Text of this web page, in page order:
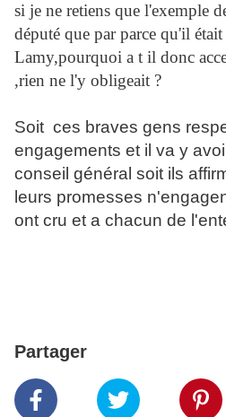
si je ne retiens que l'exemple
député que par parce qu'il
Lamy,pourquoi a t il donc
,rien ne l'y obligeait ?
Soit ces braves gens
engagements et il va y
conseil général soit ils
leurs promesses
ont cru et a chacun de
Partager